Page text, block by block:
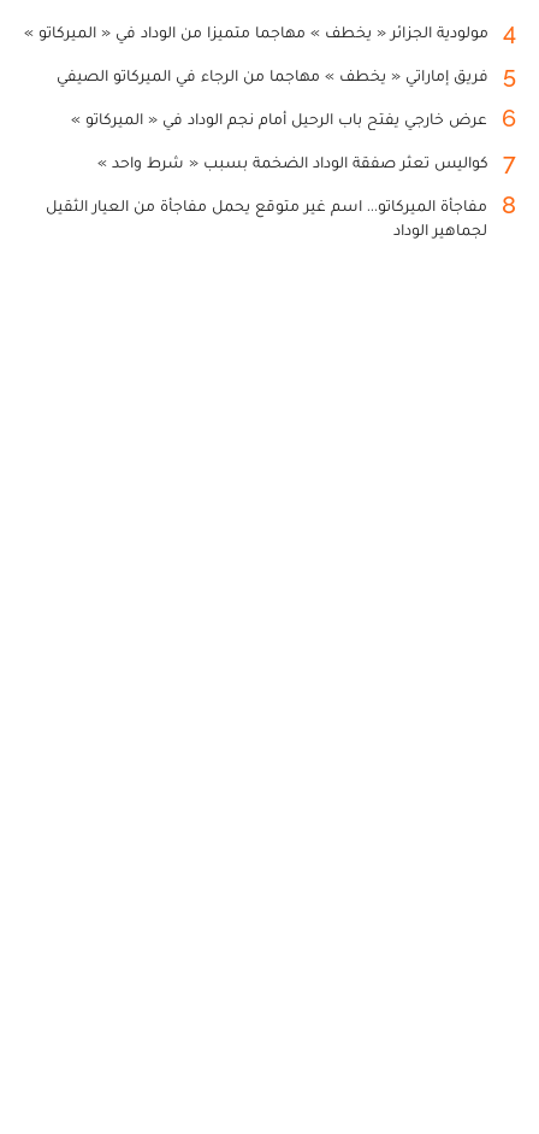
4 مولودية الجزائر « يخطف » مهاجما متميزا من الوداد في « الميركاتو »
5 فريق إماراتي « يخطف » مهاجما من الرجاء في الميركاتو الصيفي
6 عرض خارجي يفتح باب الرحيل أمام نجم الوداد في « الميركاتو »
7 كواليس تعثر صفقة الوداد الضخمة بسبب « شرط واحد »
8
مفاجأة الميركاتو... اسم غير متوقع يحمل مفاجأة من العيار الثقيل
لجماهير الوداد